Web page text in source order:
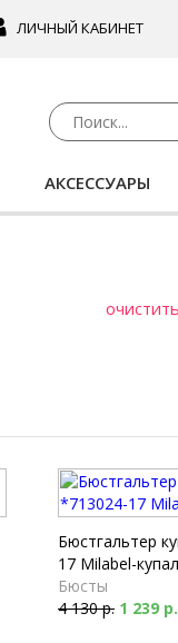
ЛИЧНЫЙ КАБИНЕТ
АКСЕССУАРЫ
Бюстгальтер
17 Milabel-
Бюсты
4 130 р. 1 239 р.